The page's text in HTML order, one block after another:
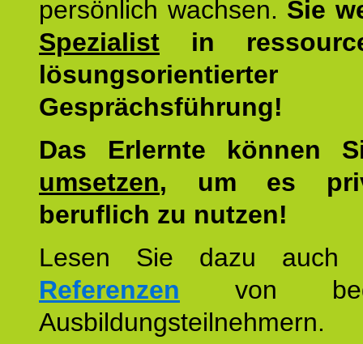
persönlich wachsen. Sie
Spezialist in
lösungsorientierter
Gesprächsführung!
Das Erlernte können
umsetzen, um es
beruflich zu nutzen!
Lesen Sie dazu
Referenzen von
Ausbildungsteilnehmern.